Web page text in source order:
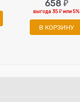
658 ₽
выгода35 ₽или5%
В КОРЗИНУ